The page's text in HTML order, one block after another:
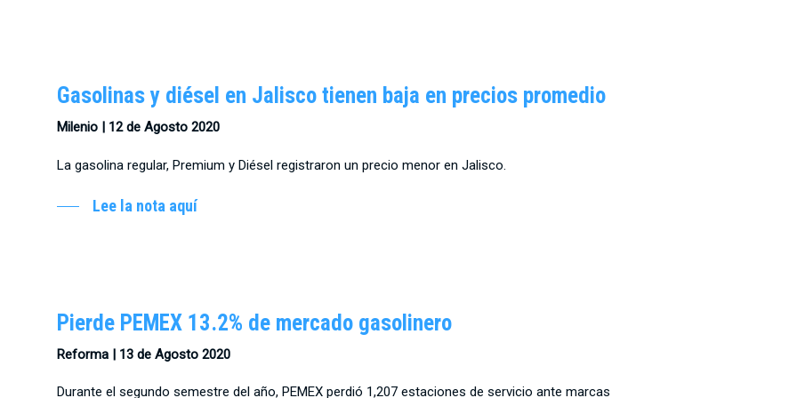
Gasolinas y diésel en Jalisco tienen baja en precios promedio
Milenio | 12 de Agosto 2020
La gasolina regular, Premium y Diésel registraron un precio menor en Jalisco.
Lee la nota aquí
Pierde PEMEX 13.2% de mercado gasolinero
Reforma | 13 de Agosto 2020
Durante el segundo semestre del año, PEMEX perdió 1,207 estaciones de servicio ante marcas